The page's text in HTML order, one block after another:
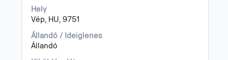
Hely
Vép, HU, 9751
Állandó / Ideiglenes
Állandó
a
szóköz
billentyűvel
az
állásinformáció